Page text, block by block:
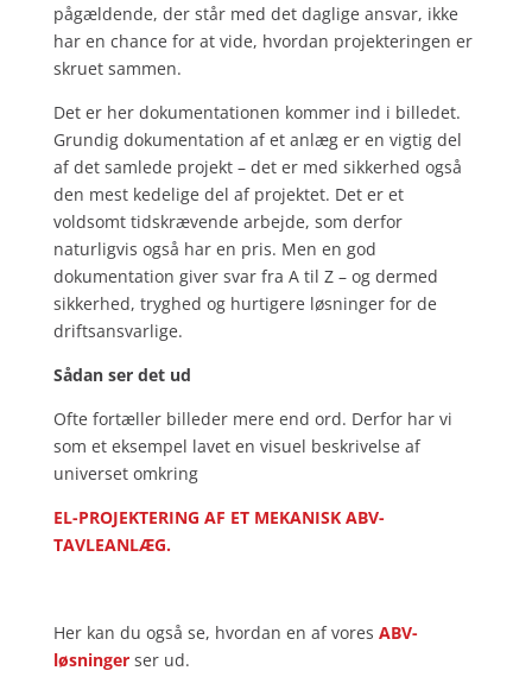
pågældende, der står med det daglige ansvar, ikke
har en chance for at vide, hvordan projekteringen er
skruet sammen.
Det er her dokumentationen kommer ind i billedet.
Grundig dokumentation af et anlæg er en vigtig del
af det samlede projekt – det er med sikkerhed også
den mest kedelige del af projektet. Det er et
voldsomt tidskrævende arbejde, som derfor
naturligvis også har en pris. Men en god
dokumentation giver svar fra A til Z – og dermed
sikkerhed, tryghed og hurtigere løsninger for de
driftsansvarlige.
Sådan ser det ud
Ofte fortæller billeder mere end ord. Derfor har vi
som et eksempel lavet en visuel beskrivelse af
universet omkring
EL-PROJEKTERING AF ET MEKANISK ABV-
TAVLEANLÆG.
Her kan du også se, hvordan en af vores ABV-
løsninger ser ud.